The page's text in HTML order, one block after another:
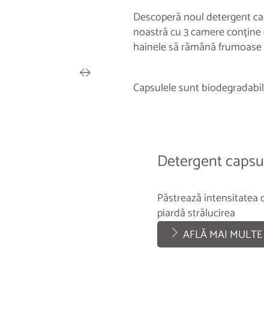
Descoperă noul detergent
noastră cu 3 camere
hainele să rămână
Capsulele sunt
Detergent
Păstrează intensitatea
piardă strălucirea
AFLĂ MAI MULTE